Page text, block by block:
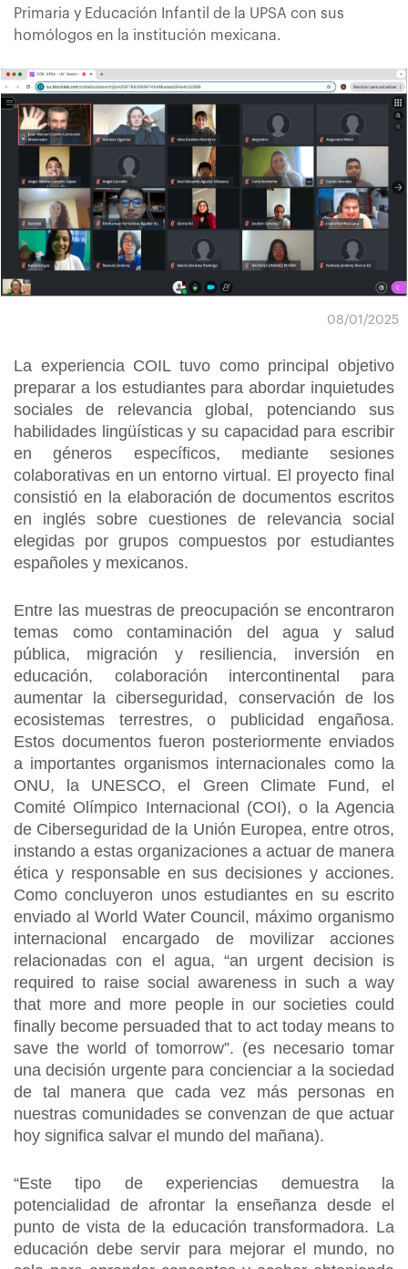
Primaria y Educación Infantil de la UPSA con sus
homólogos en la institución mexicana.
08/01/2025
La experiencia COIL tuvo como principal objetivo
preparar a los estudiantes para abordar inquietudes
sociales de relevancia global, potenciando sus
habilidades lingüísticas y su capacidad para escribir
en géneros específicos, mediante sesiones
colaborativas en un entorno virtual. El proyecto final
consistió en la elaboración de documentos escritos
en inglés sobre cuestiones de relevancia social
elegidas por grupos compuestos por estudiantes
españoles y mexicanos.
Entre las muestras de preocupación se encontraron
temas como contaminación del agua y salud
pública, migración y resiliencia, inversión en
educación, colaboración intercontinental para
aumentar la ciberseguridad, conservación de los
ecosistemas terrestres, o publicidad engañosa.
Estos documentos fueron posteriormente enviados
a importantes organismos internacionales como la
ONU, la UNESCO, el Green Climate Fund, el
Comité Olímpico Internacional (COI), o la Agencia
de Ciberseguridad de la Unión Europea, entre otros,
instando a estas organizaciones a actuar de manera
ética y responsable en sus decisiones y acciones.
Como concluyeron unos estudiantes en su escrito
enviado al World Water Council, máximo organismo
internacional encargado de movilizar acciones
relacionadas con el agua, “an urgent decision is
required to raise social awareness in such a way
that more and more people in our societies could
finally become persuaded that to act today means to
save the world of tomorrow”. (es necesario tomar
una decisión urgente para concienciar a la sociedad
de tal manera que cada vez más personas en
nuestras comunidades se convenzan de que actuar
hoy significa salvar el mundo del mañana).
“Este tipo de experiencias demuestra la
potencialidad de afrontar la enseñanza desde el
punto de vista de la educación transformadora. La
educación debe servir para mejorar el mundo, no